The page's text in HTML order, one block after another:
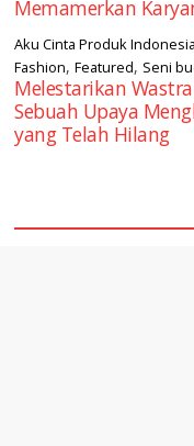
Memamerkan
Aku Cinta Produk Indonesia
Fashion,Featured, Seni
Melestarikan
Sebuah Upaya
yang Telah Hilang